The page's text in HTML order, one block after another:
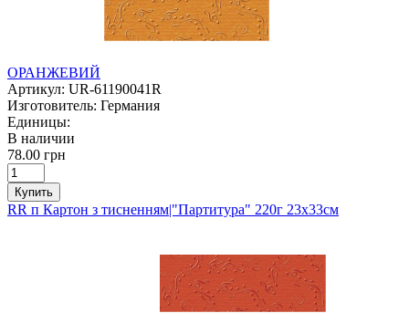
ОРАНЖЕВИЙ
Артикул: UR-61190041R
Изготовитель: Германия
Единицы:
В наличии
78.00 грн
Купить
RR п Картон з тисненням|"Партитура" 220г 23х33см